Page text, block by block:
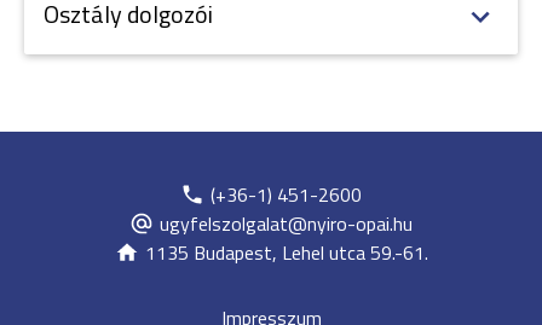
Osztály dolgozói
(+36-1) 451-2600
ugyfelszolgalat@nyiro-opai.hu
1135 Budapest, Lehel utca 59.-61.
Impresszum